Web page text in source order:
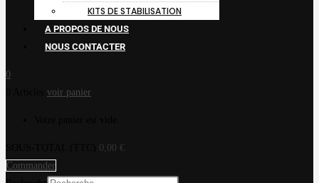
KITS DE STABILISATION
A PROPOS DE NOUS
NOUS CONTACTER
0
voir panier
0,00 €
Commander